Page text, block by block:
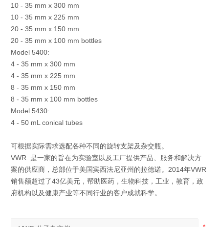
10 - 35 mm x 300 mm
10 - 35 mm x 225 mm
20 - 35 mm x 150 mm
20 - 35 mm x 100 mm bottles
Model 5400:
4 - 35 mm x 300 mm
4 - 35 mm x 225 mm
8 - 35 mm x 150 mm
8 - 35 mm x 100 mm bottles
Model 5430:
4 - 50 mL conical tubes
可根据实际需求选配各种不同的旋转支架及杂交瓶。
VWR 是一家的旨在为实验室以及工厂提供产品、服务和解决方
案的供应商，总部位于美国宾西法尼亚州的拉德诺。2014年VWR
销售额超过了43亿美元，帮助医药，生物科技，工业，教育，政
府机构以及健康产业等不同行业的客户成就科学。